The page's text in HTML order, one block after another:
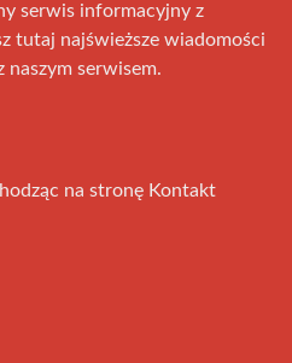
serwis informacyjny z
tutaj najświeższe wiadomości
naszym serwisem.
na stronę Kontakt